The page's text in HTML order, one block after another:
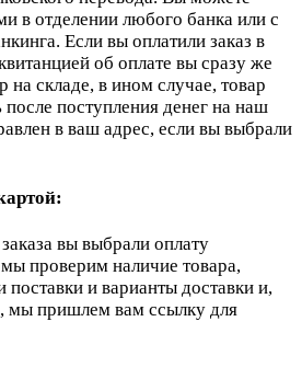
в отделении любого банка или с
Если вы оплатили заказ в
об оплате вы сразу же
на складе, в ином случае, товар
поступления денег на наш
в ваш адрес, если вы выбрали
вы выбрали оплату
проверим наличие товара,
и варианты доставки и,
мы пришлем вам ссылку для